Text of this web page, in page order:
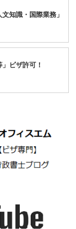
知識・国際業務」
ビザ許可！